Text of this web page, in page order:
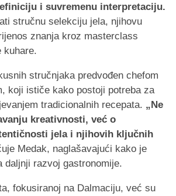
i suvremenu interpretaciju.
stručnu selekciju jela, njihovu
znanja kroz masterclass
kuhare.
stručnjaka predvođen chefom
koji ističe kako postoji potreba za
tradicionalnih recepata. „Ne
kreativnosti, već o
jela i njihovih ključnih
Medak, naglašavajući kako je
daljnji razvoj gastronomije.
fokusiranoj na Dalmaciju, već su